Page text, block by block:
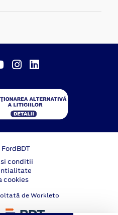
conditii
cookies
de Workleto